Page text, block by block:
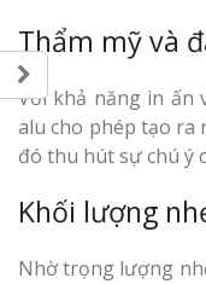
Thẩm mỹ và
Với khả năng in ấn
alu cho phép tạo ra
đó thu hút sự chú ý
Khối lượng
Nhờ trọng lượng